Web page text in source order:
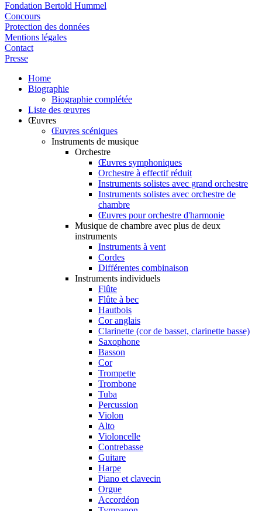
Fondation Bertold Hummel
Concours
Protection des données
Mentions légales
Contact
Presse
Home
Biographie
Biographie complétée
Liste des œuvres
Œuvres
Œuvres scéniques
Instruments de musique
Orchestre
Œuvres symphoniques
Orchestre à effectif réduit
Instruments solistes avec grand orchestre
Instruments solistes avec orchestre de
chambre
Œuvres pour orchestre d'harmonie
Musique de chambre avec plus de deux
instruments
Instruments à vent
Cordes
Différentes combinaison
Instruments individuels
Flûte
Flûte à bec
Hautbois
Cor anglais
Clarinette (cor de basset, clarinette basse)
Saxophone
Basson
Cor
Trompette
Trombone
Tuba
Percussion
Violon
Alto
Violoncelle
Contrebasse
Guitare
Harpe
Piano et clavecin
Orgue
Accordéon